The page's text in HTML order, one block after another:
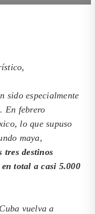
sido especialmente
En febrero
lo que supuso
maya,
tres destinos
total a casi 5.000
vuelva a